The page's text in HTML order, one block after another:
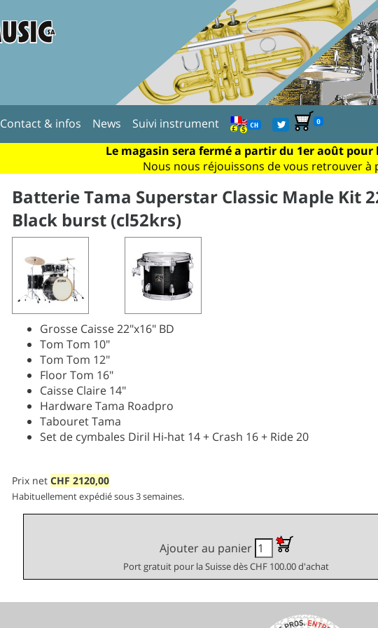
Contact & infos News Suivi instrument CH 0
Le magasin sera fermé a partir du 1er août pour
Nous nous réjouissons de vous retrouver à
Batterie Tama Superstar Classic Maple Kit
Black burst (cl52krs)
Grosse Caisse 22"x16" BD
Tom Tom 10"
Tom Tom 12"
Floor Tom 16"
Caisse Claire 14"
Hardware Tama Roadpro
Tabouret Tama
Set de cymbales Diril Hi-hat 14 + Crash 16 + Ride 20
Prix net CHF 2120,00
Habituellement expédié sous 3 semaines.
Ajouter au panier
Port gratuit pour la Suisse dès CHF 100.00 d'achat